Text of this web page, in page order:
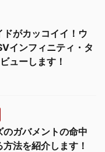
がカッコイイ！ウ
インフィニティ・タ
ューします！
ガバメントの命中
法を紹介します！